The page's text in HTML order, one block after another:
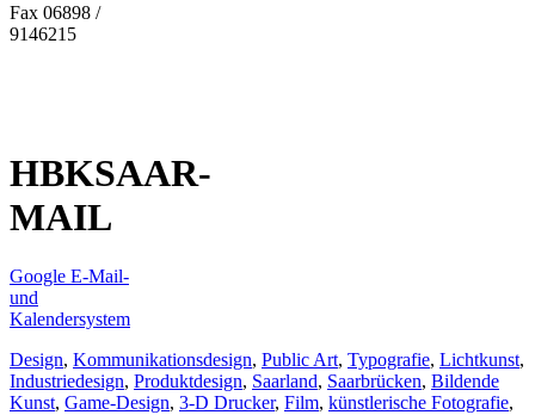
Fax 06898 /
9146215
HBKSAAR-
MAIL
Google E-Mail-
und
Kalendersystem
Design, Kommunikationsdesign, Public Art, Typografie, Lichtkunst,
Industriedesign, Produktdesign, Saarland, Saarbrücken, Bildende
Kunst, Game-Design, 3-D Drucker, Film, künstlerische Fotografie,